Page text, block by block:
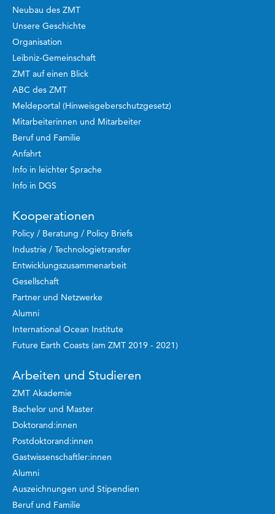
Neubau des ZMT
Unsere Geschichte
Organisation
Leibniz-Gemeinschaft
ZMT auf einen Blick
ABC des ZMT
Meldeportal (Hinweisgeberschutzgesetz)
Mitarbeiterinnen und Mitarbeiter
Beruf und Familie
Anfahrt
Info in leichter Sprache
Info in DGS
Kooperationen
Policy / Beratung / Policy Briefs
Industrie / Technologietransfer
Entwicklungszusammenarbeit
Gesellschaft
Partner und Netzwerke
Alumni
International Ocean Institute
Future Earth Coasts (am ZMT 2019 - 2021)
Arbeiten und Studieren
ZMT Akademie
Bachelor und Master
Doktorand:innen
Postdoktorand:innen
Gastwissenschaftler:innen
Alumni
Auszeichnungen und Stipendien
Beruf und Familie